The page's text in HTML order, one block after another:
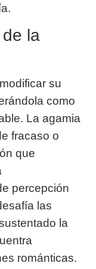
la
su
como
La agamia
fracaso o
que
percepción
las
la
románticas.